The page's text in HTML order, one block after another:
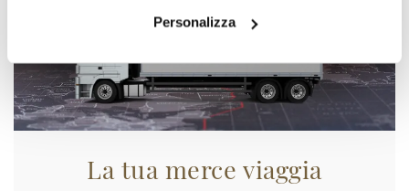
Personalizza
La tua merce viaggia